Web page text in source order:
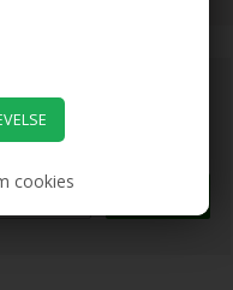
cookies
direkte i innboksen din.